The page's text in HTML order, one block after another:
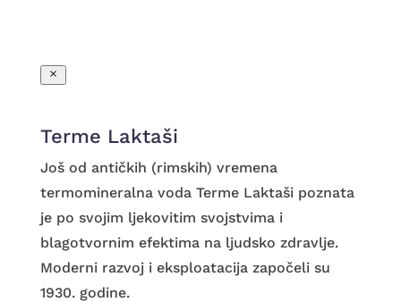
Terme Laktaši
Još od antičkih (rimskih) vremena
termomineralna voda Terme Laktaši poznata
je po svojim ljekovitim svojstvima i
blagotvornim efektima na ljudsko zdravlje.
Moderni razvoj i eksploatacija započeli su
1930. godine.